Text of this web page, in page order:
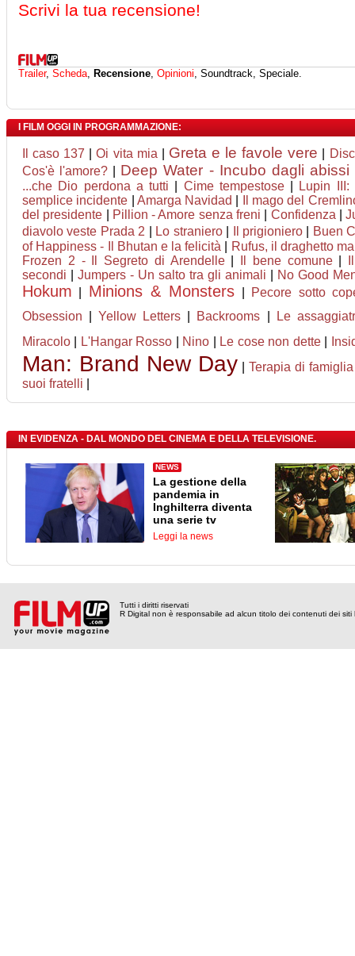
Scrivi la tua recensione!
Trailer, Scheda, Recensione, Opinioni, Soundtrack, Speciale.
I FILM OGGI IN PROGRAMMAZIONE:
Il caso 137 |Oi vita mia Greta e le favole vere
Cos'è l'amore?
Deep Water - Incubo dagli abissi
...che Dio perdona a tutti
Cime tempestose|
Lupin
semplice incidente
Amarga Navidad
Il mago del
del presidente
Pillion - Amore senza freni Confidenza |
diavolo veste Prada 2
Lo straniero| Il prigioniero
Buen
of Happiness - Il Bhutan e la felicità
Rufus, il draghetto
Frozen 2 - Il Segreto di Arendelle| Il bene comune|
secondi
Jumpers - Un salto tra gli animali No Good
Hokum Minions & Monsters
Pecore sotto
Obsession |Yellow Letters Backrooms
Le
Miracolo
L'Hangar Rosso Nino Le cose non dette|
Man: Brand New Day Terapia di famiglia
suoi fratelli
IN EVIDENZA - DAL MONDO DEL CINEMA E DELLA TELEVISIONE.
NEWS
La gestione della
pandemia in
Inghilterra diventa
una serie tv
Leggi la news
Tutti i diritti riservati
R Digital non è responsabile ad alcun titolo dei contenuti dei siti